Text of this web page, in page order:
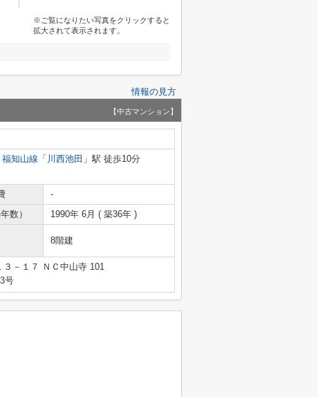
※ご覧になりたい写真をクリックすると
拡大されて表示されます。
情報の見方
【中古マンション】
福知山線 「 川西池田 」駅 徒歩10分
-
数） 1990年 6月 ( 築36年 )
8階建
－１７ ＮＣ中山寺 101
号